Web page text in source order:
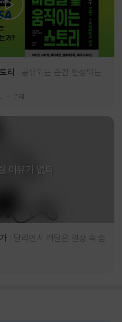
리
공유되는 순간 완성되는
알레
이유가 없다
달리면서 깨달은 일상 속 숨